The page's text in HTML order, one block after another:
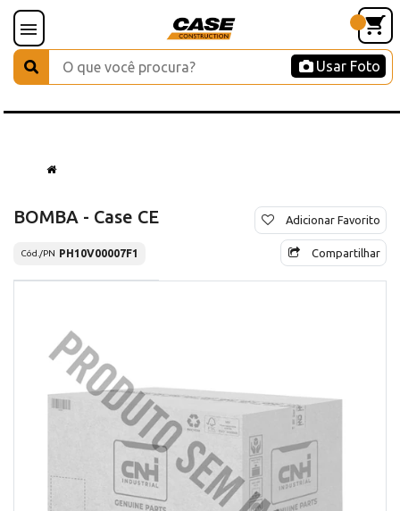
Usar Foto
BOMBA - Case CE
Cód./PN PH10V00007F1
Adicionar Favorito
Compartilhar